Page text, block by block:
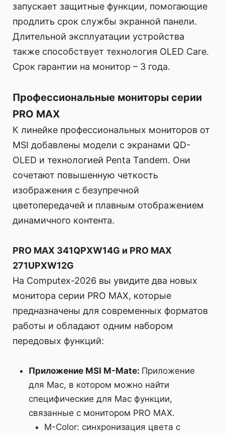
запускает защитные функции, помогающие
продлить срок службы экранной панели.
Длительной эксплуатации устройства
также способствует технология OLED Care.
Срок гарантии на монитор – 3 года.
Профессиональные мониторы серии
PRO MAX
К линейке профессиональных мониторов от
MSI добавлены модели с экранами QD-
OLED и технологией Penta Tandem. Они
сочетают повышенную четкость
изображения с безупречной
цветопередачей и плавным отображением
динамичного контента.
PRO MAX 341QPXW14G и PRO MAX
271UPXW12G
На Computex-2026 вы увидите два новых
монитора серии PRO MAX, которые
предназначены для современных форматов
работы и обладают одним набором
передовых функций:
Приложение MSI M-Mate: Приложение
для Mac, в котором можно найти
специфические для Mac функции,
связанные с монитором PRO MAX.
M-Color: синхронизация цвета с